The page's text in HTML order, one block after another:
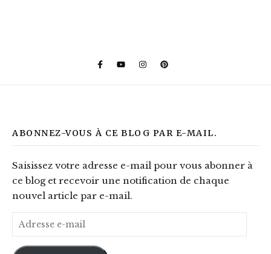
ABONNEZ-VOUS À CE BLOG PAR E-MAIL.
Saisissez votre adresse e-mail pour vous abonner à
ce blog et recevoir une notification de chaque
nouvel article par e-mail.
Adresse e-mail